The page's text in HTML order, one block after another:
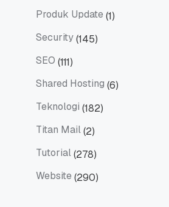
Produk Update (1)
Security(145)
SEO (111)
Shared Hosting (6)
Teknologi (182)
Titan Mail(2)
Tutorial(278)
Website (290)